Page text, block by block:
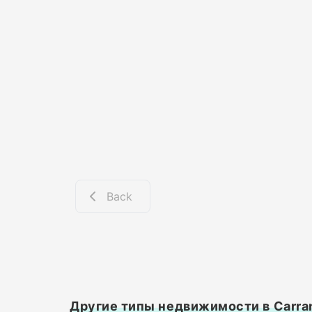
Back
Другие типы недвижимости в